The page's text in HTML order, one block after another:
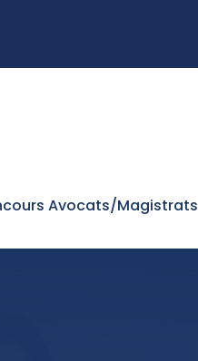
Avocats/Magistrats